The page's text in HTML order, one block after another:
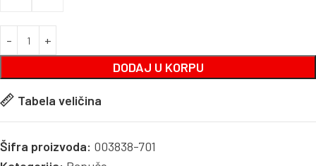
DODAJ U KORPU
Tabela veličina
Šifra proizvoda: 003838-701